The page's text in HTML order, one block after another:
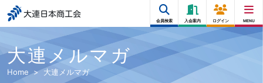
大連日本商工会
会員検索 入会案内 ログイン MENU
大連メルマガ
Home 大連メルマガ